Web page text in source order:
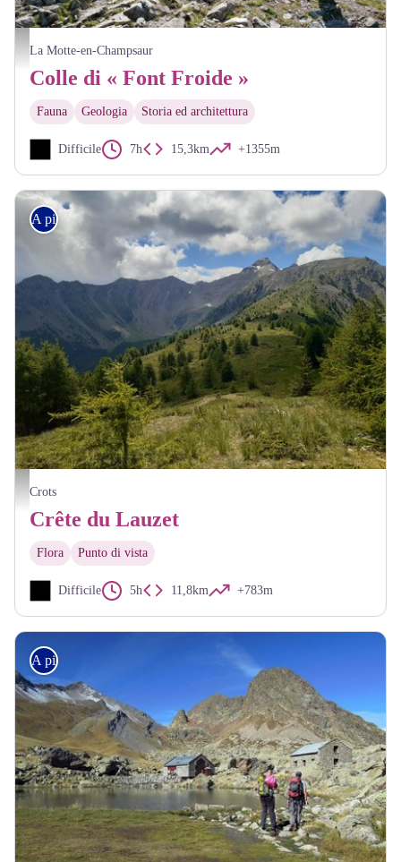
Col de Font Froide - Bernard Guidoni - Parc national des Ecrins
La Motte-en-Champsaur
Colle di « Font Froide »
Fauna Geologia Storia ed architettura
Difficile 7h 15,3km +1355m
Sur la crête du Lauzet
A piedi
Crots
Crête du Lauzet
Flora Punto di vista
Difficile 5h 11,8km +783m
A piedi